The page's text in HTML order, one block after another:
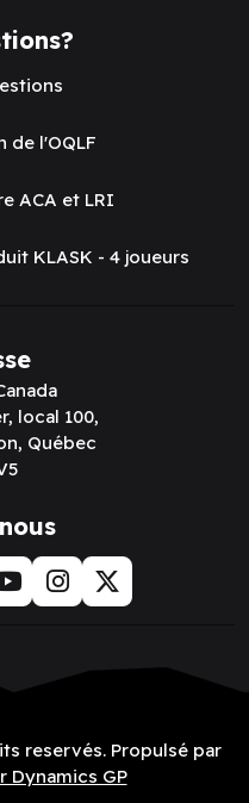
de l'OQLF
ACA et LRI
KLASK - 4 joueurs
local 100,
Québec
reservés. Propulsé par
Dynamics GP